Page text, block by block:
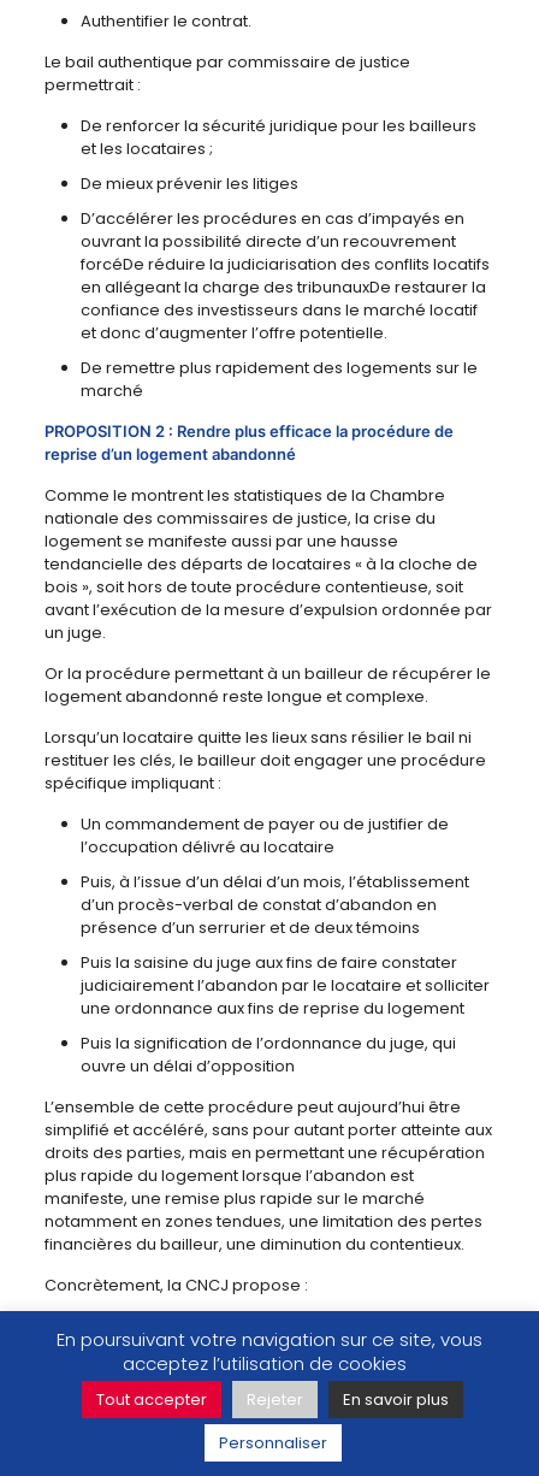
Authentifier le contrat.
Le bail authentique par commissaire de justice
permettrait :
De renforcer la sécurité juridique pour les bailleurs
et les locataires ;
De mieux prévenir les litiges
D’accélérer les procédures en cas d’impayés en
ouvrant la possibilité directe d’un recouvrement
forcéDe réduire la judiciarisation des conflits locatifs
en allégeant la charge des tribunauxDe restaurer la
confiance des investisseurs dans le marché locatif
et donc d’augmenter l’offre potentielle.
De remettre plus rapidement des logements sur le
marché
PROPOSITION 2 : Rendre plus efficace la procédure de
reprise d’un logement abandonné
Comme le montrent les statistiques de la Chambre
nationale des commissaires de justice, la crise du
logement se manifeste aussi par une hausse
tendancielle des départs de locataires « à la cloche de
bois », soit hors de toute procédure contentieuse, soit
avant l’exécution de la mesure d’expulsion ordonnée par
un juge.
Or la procédure permettant à un bailleur de récupérer le
logement abandonné reste longue et complexe.
Lorsqu’un locataire quitte les lieux sans résilier le bail ni
restituer les clés, le bailleur doit engager une procédure
spécifique impliquant :
Un commandement de payer ou de justifier de
l’occupation délivré au locataire
Puis, à l’issue d’un délai d’un mois, l’établissement
d’un procès-verbal de constat d’abandon en
présence d’un serrurier et de deux témoins
Puis la saisine du juge aux fins de faire constater
judiciairement l’abandon par le locataire et solliciter
une ordonnance aux fins de reprise du logement
Puis la signification de l’ordonnance du juge, qui
ouvre un délai d’opposition
L’ensemble de cette procédure peut aujourd’hui être
simplifié et accéléré, sans pour autant porter atteinte aux
droits des parties, mais en permettant une récupération
plus rapide du logement lorsque l’abandon est
manifeste, une remise plus rapide sur le marché
notamment en zones tendues, une limitation des pertes
financières du bailleur, une diminution du contentieux.
Concrètement, la CNCJ propose :
locataire pour justifier de l’occupation du logement
D’étendre à la procédure de reprise des locaux
abandonnés le principe du certificat d’opposition
qui existe désormais en matière d’injonction de
payer : à l’issue du délai d’un mois ouvert pour
En poursuivant votre navigation sur ce site, vous
acceptez l’utilisation de cookies
Tout accepter Rejeter
En savoir plus
Personnaliser